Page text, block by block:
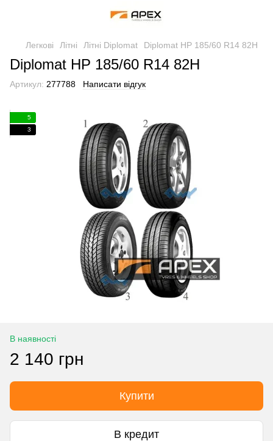
Легкові Літні Літні Diplomat Diplomat HP 185/60 R14 82H
Diplomat HP 185/60 R14 82H
Артикул: 277788 Написати відгук
5
3
В наявності
2 140 грн
Купити
В кредит